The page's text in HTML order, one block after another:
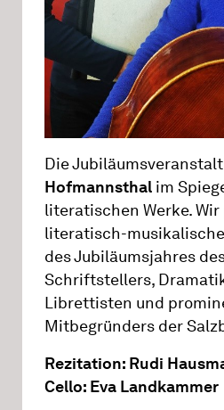
Die
Hofmannsthal im
literatischen Werke.
literatisch-
des Jubiläumsjahres
Schriftstellers,
Librettisten und
Mitbegründers der
Rezitation: Rudi
Cello: Eva Landkammer